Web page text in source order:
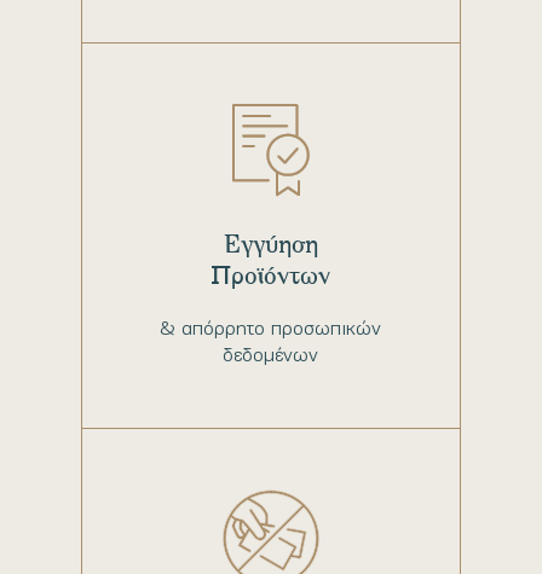
& απόρρητο προσωπικών
δεδομένων
Εγγύηση
Προϊόντων